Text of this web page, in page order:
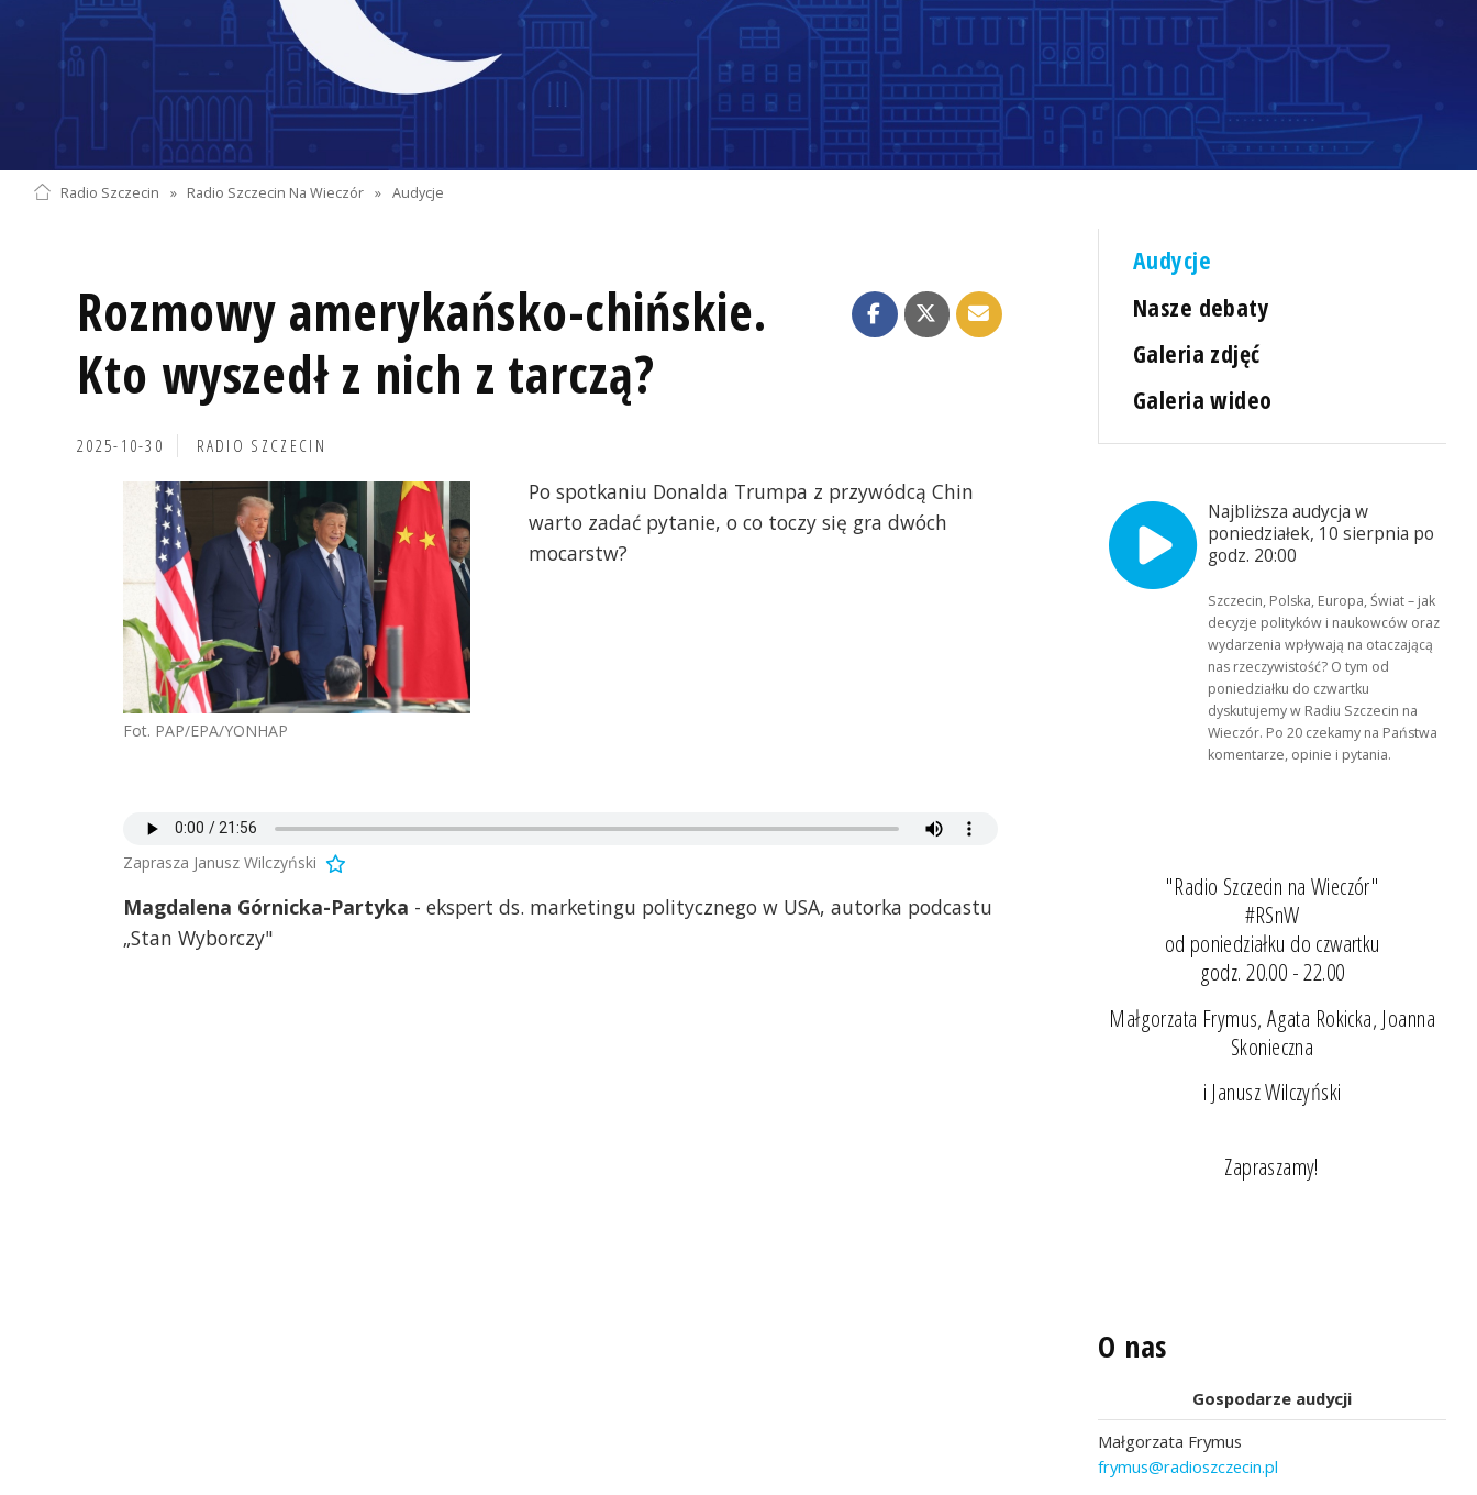
Radio Szczecin » Radio Szczecin Na Wieczór » Audycje
Rozmowy amerykańsko-chińskie.
Kto wyszedł z nich z tarczą?
2025-10-30 RADIO SZCZECIN
Fot. PAP/EPA/YONHAP
Po spotkaniu Donalda Trumpa z przywódcą Chin
warto zadać pytanie, o co toczy się gra dwóch
mocarstw?
Zaprasza Janusz Wilczyński
Magdalena Górnicka-Partyka - ekspert ds. marketingu politycznego w USA, autorka podcastu
„Stan Wyborczy"
Audycje
Nasze debaty
Galeria zdjęć
Galeria wideo
Najbliższa audycja w
poniedziałek, 10 sierpnia po
godz. 20:00
Szczecin, Polska, Europa, Świat – jak
decyzje polityków i naukowców oraz
wydarzenia wpływają na otaczającą
nas rzeczywistość? O tym od
poniedziałku do czwartku
dyskutujemy w Radiu Szczecin na
Wieczór. Po 20 czekamy na Państwa
komentarze, opinie i pytania.
"Radio Szczecin na Wieczór"
#RSnW
od poniedziałku do czwartku
godz. 20.00 - 22.00
Małgorzata Frymus, Agata Rokicka, Joanna
Skonieczna
i Janusz Wilczyński
Zapraszamy!
O nas
Gospodarze audycji
Małgorzata Frymus
frymus@radioszczecin.pl